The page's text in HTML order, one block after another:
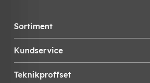
Sortiment
Kundservice
Teknikproffset